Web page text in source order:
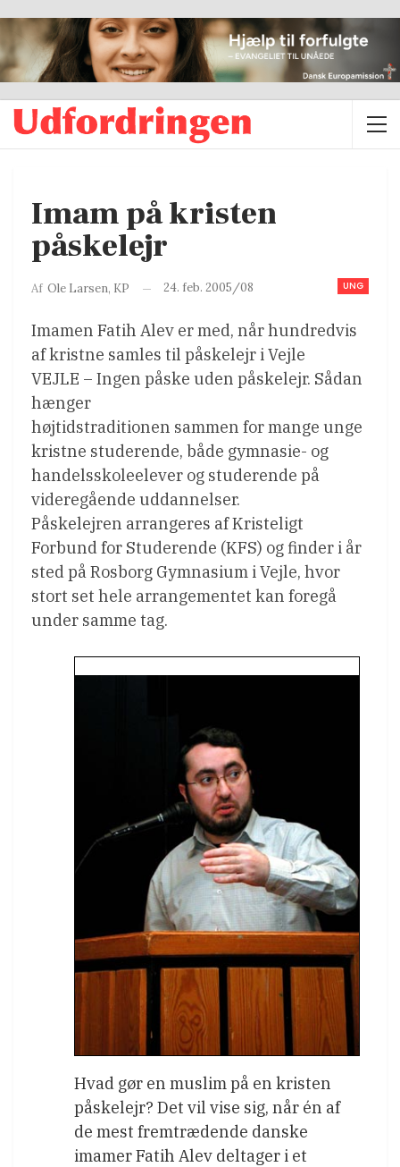
Imam på kristen
påskelejr
UNG
Af Ole Larsen, KP 24. feb. 2005/08
Imamen Fatih Alev er med, når hundredvis
af kristne samles til påskelejr i Vejle
VEJLE – Ingen påske uden påskelejr. Sådan
hænger
højtidstraditionen sammen for mange unge
kristne studerende, både gymnasie- og
handelsskoleelever og studerende på
videregående uddannelser.
Påskelejren arrangeres af Kristeligt
Forbund for Studerende (KFS) og finder i år
sted på Rosborg Gymnasium i Vejle, hvor
stort set hele arrangementet kan foregå
under samme tag.
Hvad gør en muslim på en kristen
påskelejr? Det vil vise sig, når én af
de mest fremtrædende danske
imamer Fatih Alev deltager i et